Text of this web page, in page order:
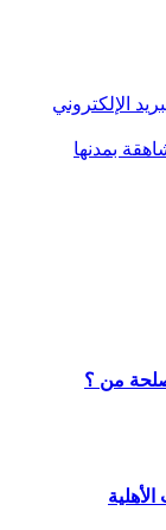
الإلكتروني
بمدنها
من ؟